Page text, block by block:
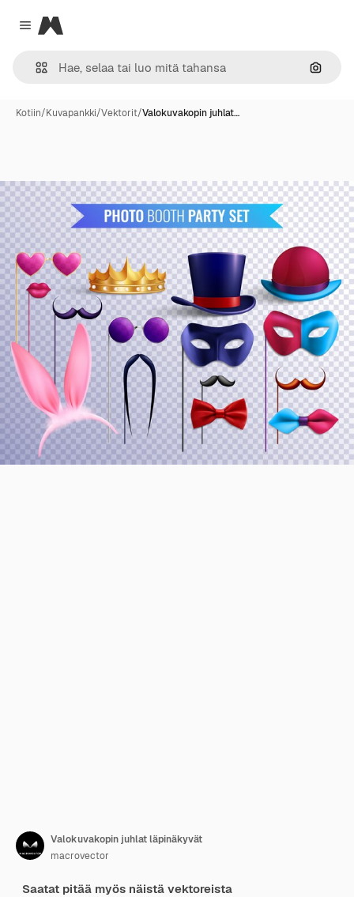
Close menu
Magnific
Hae
Kotiin/Kuvapankki/Vektorit/Valokuvakopin juhlat…
Valokuvakopin juhlat läpinäkyvät
macrovector
Saatat pitää myös näistä vektoreista